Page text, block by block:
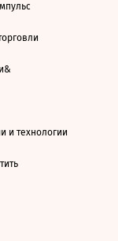
и технологии